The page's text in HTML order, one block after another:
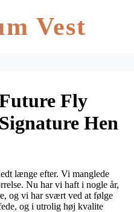
Vest
Fly
Signature Hen
længe efter. Vi manglede
Nu har vi haft i nogle år,
og vi har svært ved at følge
og i utrolig høj kvalite